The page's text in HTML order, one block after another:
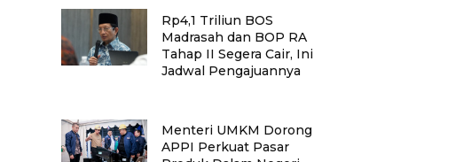
Rp4,1 Triliun BOS
Madrasah dan BOP RA
Tahap II Segera Cair, Ini
Jadwal Pengajuannya
Menteri UMKM Dorong
APPI Perkuat Pasar